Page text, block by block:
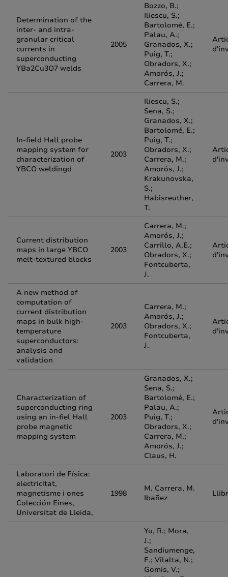
Determination of the
inter- and intra-
granular critical
currents in
superconducting
YBa2Cu3O7 welds
2005
Bozzo, B.;
Iliescu, S.;
Bartolomé, E.;
Palau, A.;
Granados, X.;
Puig, T.;
Obradors, X.;
Amorós, J.;
Carrera, M.
In-field Hall probe
mapping system for
characterization of
YBCO weldingd
2003
Iliescu, S.;
Sena, S.;
Granados, X.;
Bartolomé, E.;
Puig, T.;
Obradors, X.;
Carrera, M.;
Amorós, J.;
Krakunovska,
S.;
Habisreuther,
T.
Current distribution
maps in large YBCO
melt-textured blocks
2003
Carrera, M.;
Amorós, J.;
Carrillo, A.E.;
Obradors, X.;
Fontcuberta,
J.
A new method of
computation of
current distribution
maps in bulk high-
temperature
superconductors:
analysis and
validation
2003
Carrera, M.;
Amorós, J.;
Obradors, X.;
Fontcuberta,
J.
Characterization of
superconducting ring
using an in-fiel Hall
probe magnetic
mapping system
2003
Granados, X.;
Sena, S.;
Bartolomé, E.;
Palau, A.;
Puig, T.;
Obradors, X.;
Carrera, M.;
Amorós, J.;
Claus, H.
Laboratori de Física:
electricitat,
magnetisme i ones
Colección Eines,
Universitat de Lleida,
1998
M. Carrera, M.
Ibañez
Yu, R.; Mora,
J.;
Sandiumenge,
F.; Vilalta, N.;
Gomis, V.;